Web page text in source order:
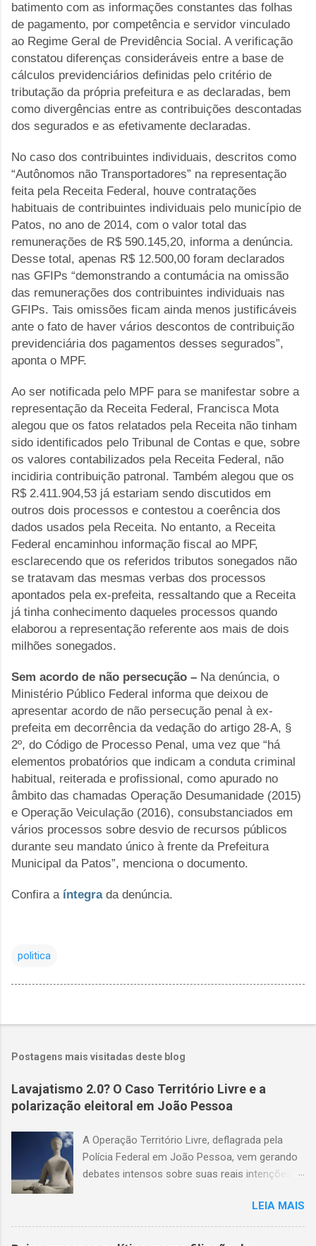
batimento com as informações constantes das folhas
de pagamento, por competência e servidor vinculado
ao Regime Geral de Previdência Social. A verificação
constatou diferenças consideráveis entre a base de
cálculos previdenciários definidas pelo critério de
tributação da própria prefeitura e as declaradas, bem
como divergências entre as contribuições descontadas
dos segurados e as efetivamente declaradas.
No caso dos contribuintes individuais, descritos como
“Autônomos não Transportadores” na representação
feita pela Receita Federal, houve contratações
habituais de contribuintes individuais pelo município de
Patos, no ano de 2014, com o valor total das
remunerações de R$ 590.145,20, informa a denúncia.
Desse total, apenas R$ 12.500,00 foram declarados
nas GFIPs “demonstrando a contumácia na omissão
das remunerações dos contribuintes individuais nas
GFIPs. Tais omissões ficam ainda menos justificáveis
ante o fato de haver vários descontos de contribuição
previdenciária dos pagamentos desses segurados”,
aponta o MPF.
Ao ser notificada pelo MPF para se manifestar sobre a
representação da Receita Federal, Francisca Mota
alegou que os fatos relatados pela Receita não tinham
sido identificados pelo Tribunal de Contas e que, sobre
os valores contabilizados pela Receita Federal, não
incidiria contribuição patronal. Também alegou que os
R$ 2.411.904,53 já estariam sendo discutidos em
outros dois processos e contestou a coerência dos
dados usados pela Receita. No entanto, a Receita
Federal encaminhou informação fiscal ao MPF,
esclarecendo que os referidos tributos sonegados não
se tratavam das mesmas verbas dos processos
apontados pela ex-prefeita, ressaltando que a Receita
já tinha conhecimento daqueles processos quando
elaborou a representação referente aos mais de dois
milhões sonegados.
Sem acordo de não persecução – Na denúncia, o
Ministério Público Federal informa que deixou de
apresentar acordo de não persecução penal à ex-
prefeita em decorrência da vedação do artigo 28-A, §
2º, do Código de Processo Penal, uma vez que “há
elementos probatórios que indicam a conduta criminal
habitual, reiterada e profissional, como apurado no
âmbito das chamadas Operação Desumanidade (2015)
e Operação Veiculação (2016), consubstanciados em
vários processos sobre desvio de recursos públicos
durante seu mandato único à frente da Prefeitura
Municipal da Patos”, menciona o documento.
Confira a íntegrada denúncia.
politica
Postagens mais visitadas deste blog
Lavajatismo 2.0? O Caso Território Livre e a
polarização eleitoral em João Pessoa
A Operação Território Livre, deflagrada pela
Polícia Federal em João Pessoa, vem gerando
debates intensos sobre suas reais intenções e
eleitoral que sustenta a operação carece de
provas concretas. Até o momento, não há
gravações de áudio ou vídeo que validem as
LEIA MAIS